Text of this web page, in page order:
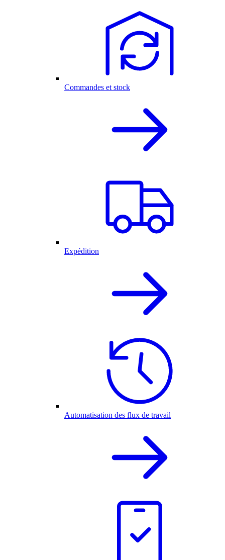
Commandes et stock
Expédition
Automatisation des flux de travail